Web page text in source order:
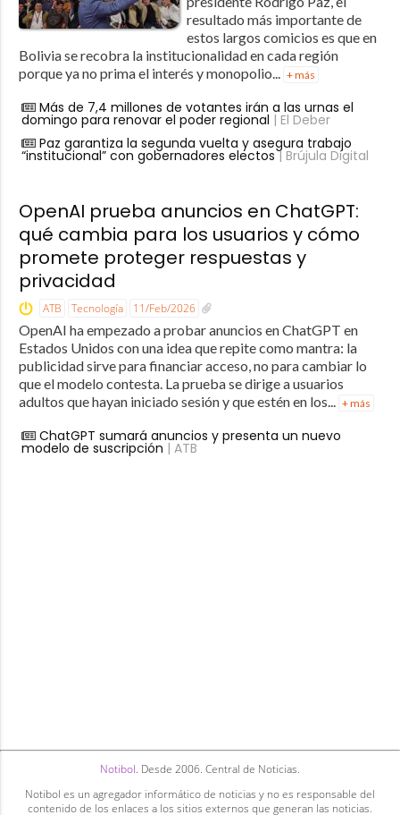
resultado más importante de
estos largos comicios es que en
Bolivia se recobra la institucionalidad en cada región
porque ya no prima el interés y monopolio... + más
Más de 7,4 millones de votantes irán a las urnas el
domingo para renovar el poder regional | El Deber
Paz garantiza la segunda vuelta y asegura trabajo
“institucional” con gobernadores electos| Brújula Digital
OpenAI prueba anuncios en ChatGPT:
qué cambia para los usuarios y cómo
promete proteger respuestas y
privacidad
ATB Tecnología 11/Feb/2026
OpenAI ha empezado a probar anuncios en ChatGPT en
Estados Unidos con una idea que repite como mantra: la
publicidad sirve para financiar acceso, no para cambiar lo
que el modelo contesta. La prueba se dirige a usuarios
adultos que hayan iniciado sesión y que estén en los... + más
ChatGPT sumará anuncios y presenta un nuevo
modelo de suscripción | ATB
Notibol. Desde 2006. Central de Noticias.
Notibol es un agregador informático de noticias y no es responsable del
contenido de los enlaces a los sitios externos que generan las noticias.